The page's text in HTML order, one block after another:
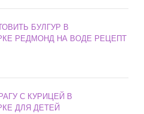
БУЛГУР В
РЕДМОНД НА ВОДЕ РЕЦЕПТ
С КУРИЦЕЙ В
ДЛЯ ДЕТЕЙ